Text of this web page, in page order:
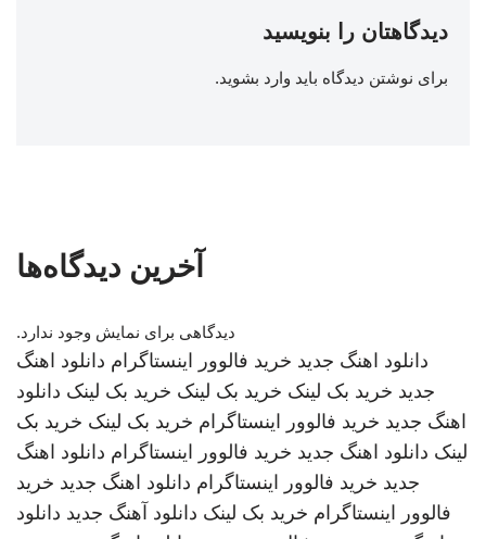
دیدگاهتان را بنویسید
برای نوشتن دیدگاه باید وارد بشوید.
آخرین دیدگاه‌ها
دیدگاهی برای نمایش وجود ندارد.
دانلود اهنگ جدید خرید فالوور اینستاگرام دانلود اهنگ
جدید خرید بک لینک خرید بک لینک خرید بک لینک دانلود
اهنگ جدید خرید فالوور اینستاگرام خرید بک لینک خرید بک
لینک دانلود اهنگ جدید خرید فالوور اینستاگرام دانلود اهنگ
جدید خرید فالوور اینستاگرام دانلود اهنگ جدید خرید
فالوور اینستاگرام خرید بک لینک دانلود آهنگ جدید دانلود